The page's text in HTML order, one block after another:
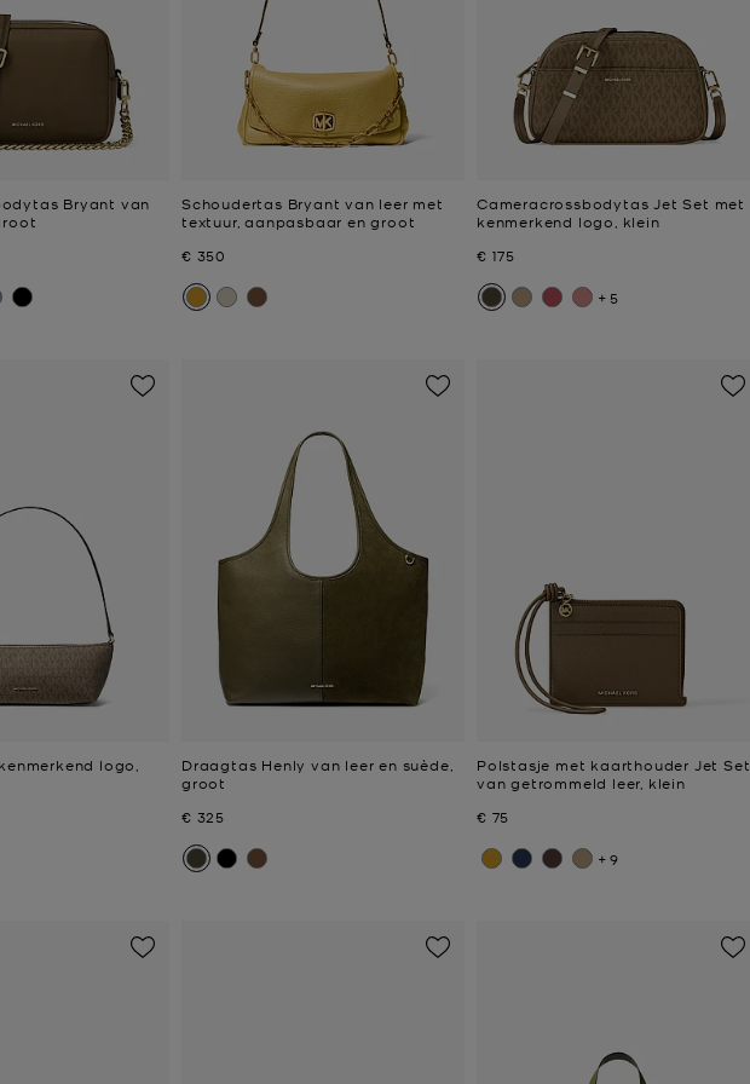
Bryant van
Schoudertas Bryant van leer met
textuur, aanpasbaar en groot
Nu
€ 350
Cameracrossbodytas Jet Set met
kenmerkend logo, klein
Nu
€ 175
+5
logo,
Draagtas Henly van leer en suède,
groot
Nu
€ 325
Polstasje met kaarthouder Jet Set
van getrommeld leer, klein
Nu
€ 75
+9